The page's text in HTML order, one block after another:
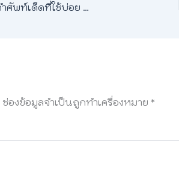
🥘 อุปกรณ์เครื่องครัว ภาษาอังกฤษ – รวมคำศัพท์เด็ดที่ใช้บ่อย พร้อมคำอ่านและตัวอย่างประโยค
ช่องข้อมูลจำเป็นถูกทำเครื่องหมาย *